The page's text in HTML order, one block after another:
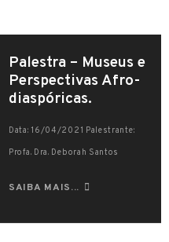
Palestra – Museus e
Perspectivas Afro-
diaspóricas.
Data: 16/04/2021 Palestrante:
Profa. Dra. Deborah Santos
SAIBA MAIS...